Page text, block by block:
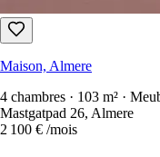
Maison, Almere
4 chambres · 103 m² ·
Mastgatpad 26, Almere
2 100 € /mois